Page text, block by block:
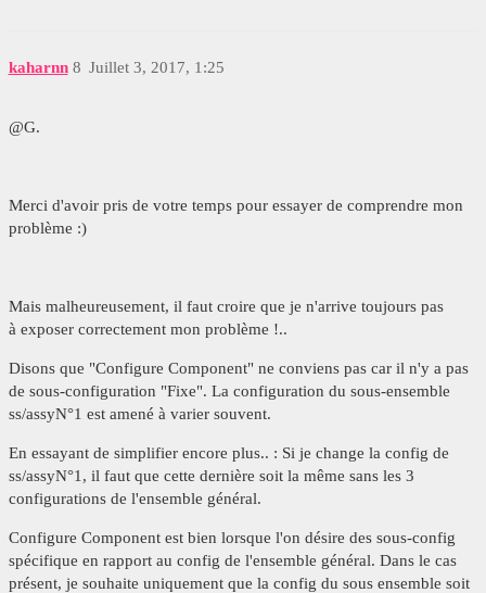
kaharnn Juillet 3, 2017, 1:25
8
@G.
Merci d'avoir pris de votre temps pour essayer de comprendre mon
problème :)
Mais malheureusement, il faut croire que je n'arrive toujours pas
à exposer correctement mon problème !..
Disons que "Configure Component" ne conviens pas car il n'y a pas
de sous-configuration "Fixe". La configuration du sous-ensemble
ss/assyN°1 est amené à varier souvent.
En essayant de simplifier encore plus.. : Si je change la config de
ss/assyN°1, il faut que cette dernière soit la même sans les 3
configurations de l'ensemble général.
Configure Component est bien lorsque l'on désire des sous-config
spécifique en rapport au config de l'ensemble général. Dans le cas
présent, je souhaite uniquement que la config du sous ensemble soit